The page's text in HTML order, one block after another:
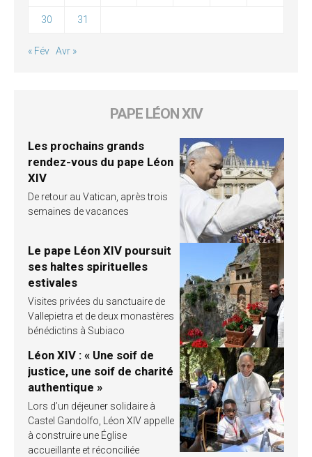
30 31
« Fév Avr »
PAPE LÉON XIV
Les prochains grands
rendez-vous du pape Léon
XIV
De retour au Vatican, après trois
semaines de vacances
Le pape Léon XIV poursuit
ses haltes spirituelles
estivales
Visites privées du sanctuaire de
Vallepietra et de deux monastères
bénédictins à Subiaco
Léon XIV : « Une soif de
justice, une soif de charité
authentique »
Lors d’un déjeuner solidaire à
Castel Gandolfo, Léon XIV appelle
à construire une Église
accueillante et réconciliée